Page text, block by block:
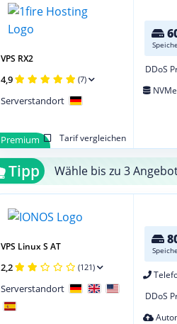
DDoS
Premium Tarif vergleichen
VPS RX2
4,9 (7)
Serverstandort
Tipp Wähle bis zu 3
DDoS
VPS Linux S AT
2,2 (121)
Serverstandort